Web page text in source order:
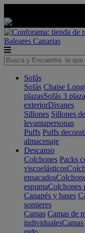
Baleares Canarias
Sofás
Sofás Chaise
plazasSofás 3
exteriorDivanes
Sillones Sillones
levantapersonas
Puffs Puffs
almacenaje
Descanso
Colchones Packs
viscoelásticos
ensacados
espumaColchones
Canapés y bases
somieres
Camas Camas de
individuales